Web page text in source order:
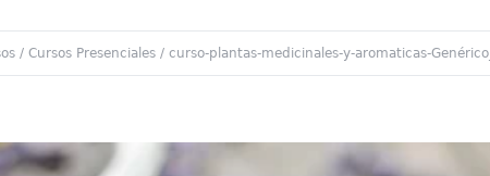
/ Cursos Presenciales / curso-plantas-medicinales-y-aromaticas-Genérico_